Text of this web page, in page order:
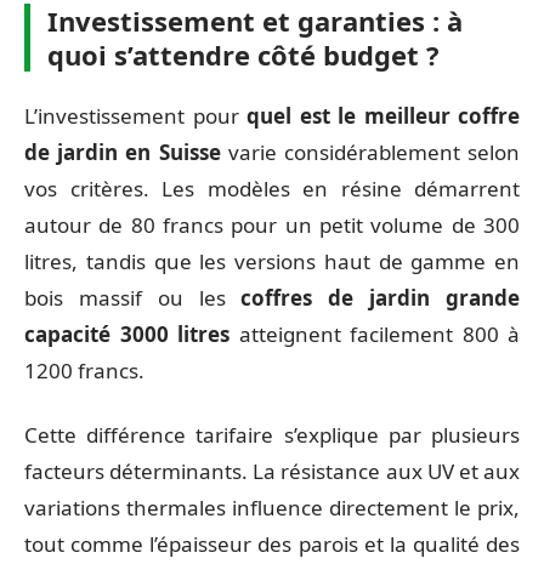
Investissement et garanties : à
quoi s’attendre côté budget ?
L’investissement pour quel est le meilleur coffre
de jardin en Suissevarie considérablement selon
vos critères. Les modèles en résine démarrent
autour de 80 francs pour un petit volume de 300
litres, tandis que les versions haut de gamme en
bois massif ou lescoffres de jardin grande
capacité 3000 litres atteignent facilement 800 à
1200 francs.
Cette différence tarifaire s’explique par plusieurs
facteurs déterminants. La résistance aux UV et aux
variations thermales influence directement le prix,
tout comme l’épaisseur des parois et la qualité des